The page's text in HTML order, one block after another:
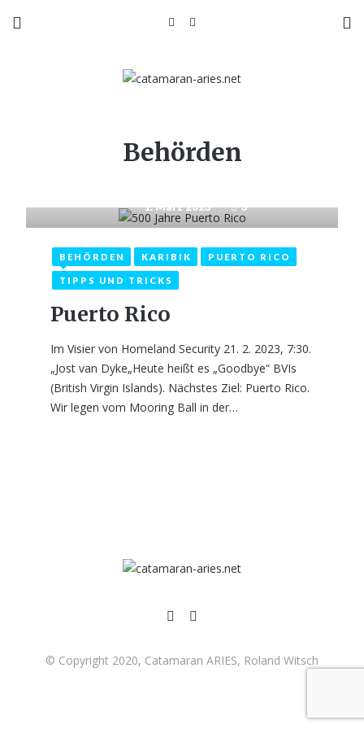
Behörden
1. März 2023 3
BEHÖRDEN KARIBIK PUERTO RICO
TIPPS UND TRICKS
Puerto Rico
Im Visier von Homeland Security 21. 2. 2023, 7:30.
„Jost van Dyke„Heute heißt es „Goodbye“ BVIs
(British Virgin Islands). Nächstes Ziel: Puerto Rico.
Wir legen vom Mooring Ball in der…
© Copyright 2020, Catamaran ARIES, Roland Witsch